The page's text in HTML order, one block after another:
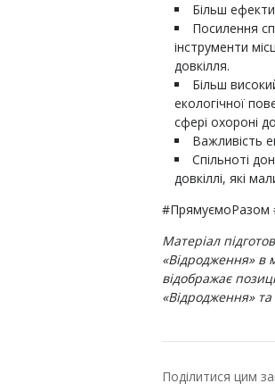
Більш
Посилення
інструменти
довкілля.
Більш
екологічної
сфері охороні
Важливість
Спільноті
довкіллі, які
#ПрямуємоРазом
Матеріал
«Відродження» в
відображає
«Відродження»
Поділитися цим